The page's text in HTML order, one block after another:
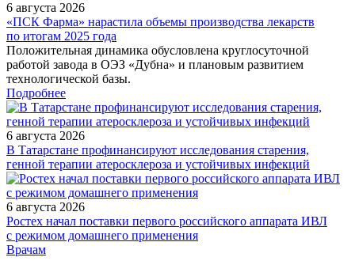
6 августа 2026
«ПСК Фарма» нарастила объемы производства лекарств
по итогам 2025 года
Положительная динамика обусловлена круглосуточной
работой завода в ОЭЗ «Дубна» и плановым развитием
технологической базы.
Подробнее
6 августа 2026
В Татарстане профинансируют исследования старения,
генной терапии атеросклероза и устойчивых инфекций
6 августа 2026
Ростех начал поставки первого российского аппарата ИВЛ
с режимом домашнего применения
/legislation/other/Postanovlenie-Pravitelstva-Rossiyskoy-Federatsii-
Врачам